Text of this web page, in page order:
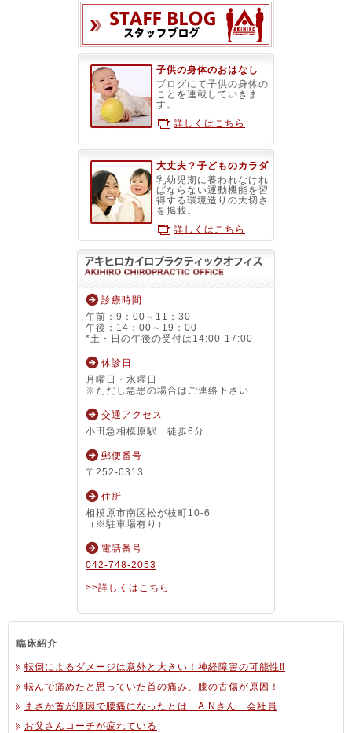
子供の身体のおはなし
ブログにて子供の身体の
ことを連載していきま
す。
詳しくはこちら
大丈夫？子どものカラダ
乳幼児期に養われなけれ
ばならない運動機能を習
得する環境造りの大切さ
を掲載。
詳しくはこちら
診療時間
午前：9：00～11：30
午後：14：00～19：00
*土・日の午後の受付は14:00-17:00
休診日
月曜日・水曜日
※ただし急患の場合はご連絡下さい
交通アクセス
小田急相模原駅 徒歩6分
郵便番号
〒252-0313
住所
相模原市南区松が枝町10-6
（※駐車場有り）
電話番号
042-748-2053
>>詳しくはこちら
臨床紹介
転倒によるダメージは意外と大きい！神経障害の可能性‼
転んで痛めたと思っていた首の痛み、膝の古傷が原因！
まさか首が原因で腰痛になったとは A.Nさん 会社員
お父さんコーチが疲れている